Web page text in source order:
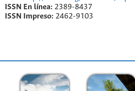
ISSN En línea: 2389-8437
ISSN Impreso: 2462-9103